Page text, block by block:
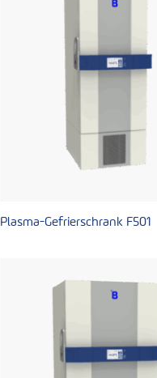
Plasma-Gefrierschrank F501